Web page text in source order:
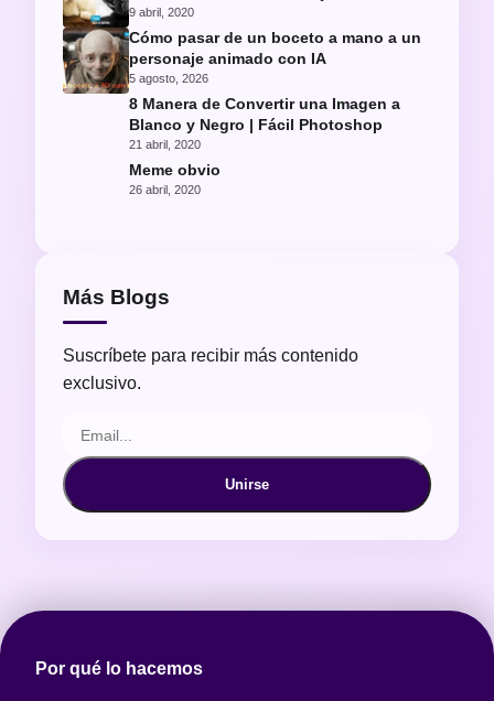
9 abril, 2020
Cómo pasar de un boceto a mano a un
personaje animado con IA
5 agosto, 2026
8 Manera de Convertir una Imagen a
Blanco y Negro | Fácil Photoshop
21 abril, 2020
Meme obvio
26 abril, 2020
Más Blogs
Suscríbete para recibir más contenido
exclusivo.
Unirse
Por qué lo hacemos